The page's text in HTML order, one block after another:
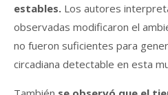
estables. Los autores
observadas modificaron el
no fueron suficientes para
circadiana detectable en esta